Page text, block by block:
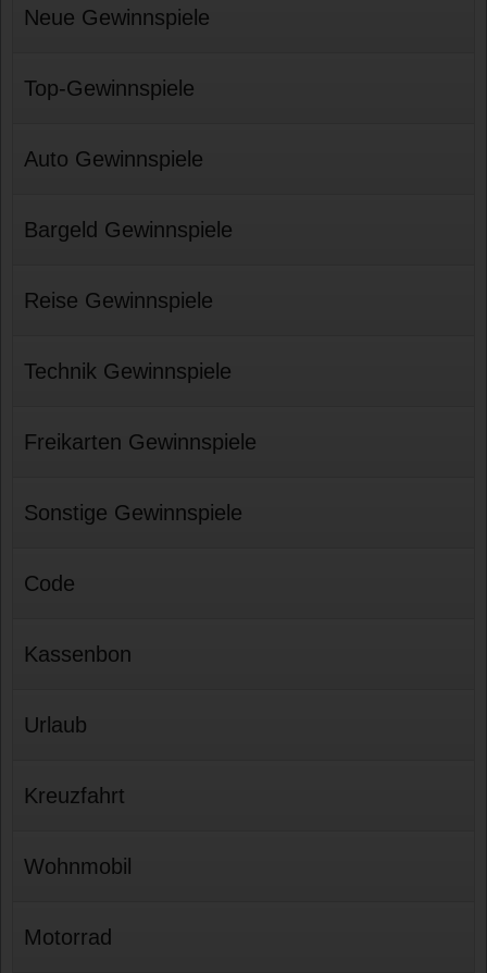
Neue Gewinnspiele
Top-Gewinnspiele
Auto Gewinnspiele
Bargeld Gewinnspiele
Reise Gewinnspiele
Technik Gewinnspiele
Freikarten Gewinnspiele
Sonstige Gewinnspiele
Code
Kassenbon
Urlaub
Kreuzfahrt
Wohnmobil
Motorrad